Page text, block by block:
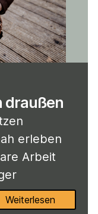
draußen
erleben
Arbeit
Weiterlesen